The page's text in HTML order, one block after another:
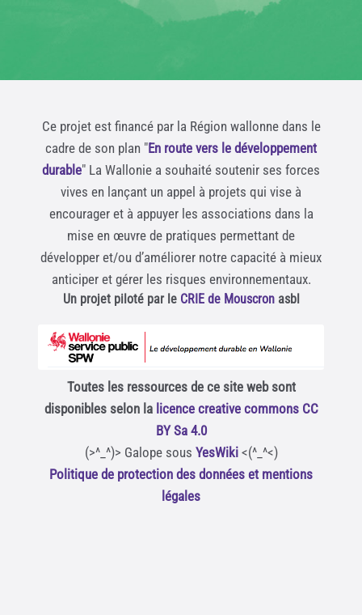
Ce projet est financé par la Région wallonne dans le
cadre de son plan "En route vers le développement
durable" La Wallonie a souhaité soutenir ses forces
vives en lançant un appel à projets qui vise à
encourager et à appuyer les associations dans la
mise en œuvre de pratiques permettant de
développer et/ou d’améliorer notre capacité à mieux
anticiper et gérer les risques environnementaux.
Un projet piloté par le CRIE de Mouscronasbl
Toutes les ressources de ce site web sont
disponibles selon la licence creative commons CC
BY Sa 4.0
(>^_^)> Galope sous YesWiki<(^_^<)
Politique de protection des données et mentions
légales